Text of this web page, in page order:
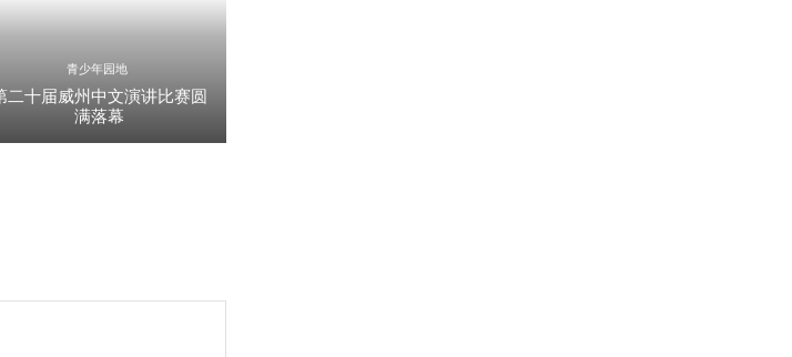
青少年园地
二十届威州中文演讲比赛圆
满落幕